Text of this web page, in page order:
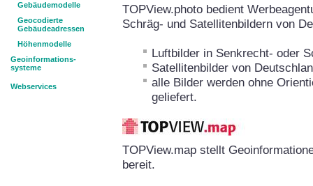
Gebäudemodelle
Geocodierte
Gebäudeadressen
Höhenmodelle
Geoinformations-
systeme
Webservices
TOPView.photo bedient
Schräg- und Satellitenbildern von
Luftbilder in Senkrecht- oder
Satellitenbilder von
alle Bilder werden ohne
geliefert.
TOPView.map stellt
bereit.